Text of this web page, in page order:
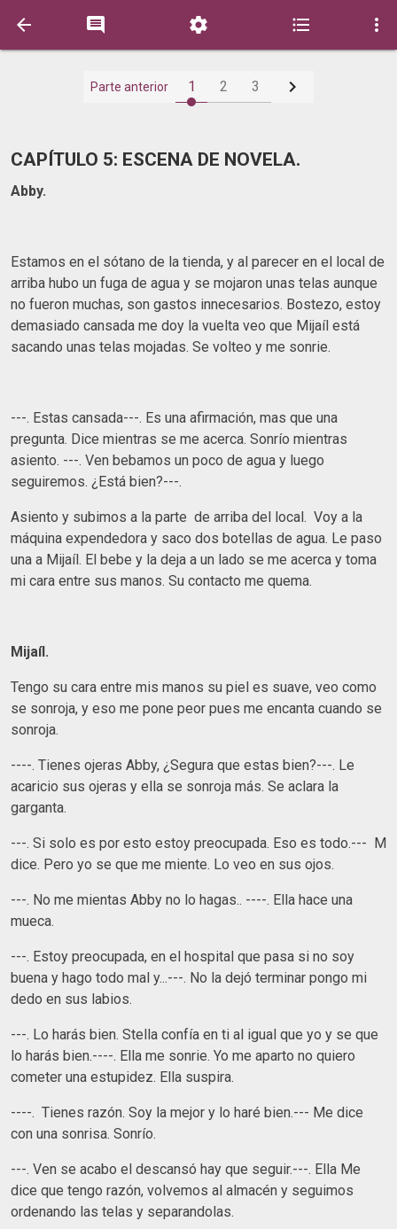
    
Parte anterior 1 2 3 
CAPÍTULO 5: ESCENA DE NOVELA.
Abby.
Estamos en el sótano de la tienda, y al parecer en el local de
arriba hubo un fuga de agua y se mojaron unas telas aunque
no fueron muchas, son gastos innecesarios. Bostezo, estoy
demasiado cansada me doy la vuelta veo que Mijaíl está
sacando unas telas mojadas. Se volteo y me sonrie.
---. Estas cansada---. Es una afirmación, mas que una
pregunta. Dice mientras se me acerca. Sonrío mientras
asiento. ---. Ven bebamos un poco de agua y luego
seguiremos. ¿Está bien?---.
Asiento y subimos a la parte de arriba del local. Voy a la
máquina expendedora y saco dos botellas de agua. Le paso
una a Mijaíl. El bebe y la deja a un lado se me acerca y toma
mi cara entre sus manos. Su contacto me quema.
Mijaíl.
Tengo su cara entre mis manos su piel es suave, veo como
se sonroja, y eso me pone peor pues me encanta cuando se
sonroja.
----. Tienes ojeras Abby, ¿Segura que estas bien?---. Le
acaricio sus ojeras y ella se sonroja más. Se aclara la
garganta.
---. Si solo es por esto estoy preocupada. Eso es todo.--- M
dice. Pero yo se que me miente. Lo veo en sus ojos.
---. No me mientas Abby no lo hagas.. ----. Ella hace una
mueca.
---. Estoy preocupada, en el hospital que pasa si no soy
buena y hago todo mal y...---. No la dejó terminar pongo mi
dedo en sus labios.
---. Lo harás bien. Stella confía en ti al igual que yo y se que
lo harás bien.----. Ella me sonrie. Yo me aparto no quiero
cometer una estupidez. Ella suspira.
----. Tienes razón. Soy la mejor y lo haré bien.--- Me dice
con una sonrisa. Sonrío.
---. Ven se acabo el descansó hay que seguir.---. Ella Me
dice que tengo razón, volvemos al almacén y seguimos
ordenando las telas y separandolas.